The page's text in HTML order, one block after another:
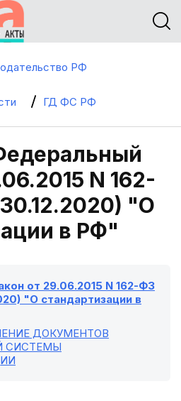
РФ
ГД ФС РФ
N 162-
"О
в РФ"
от 29.06.2015 N 162-ФЗ
"О стандартизации в
ДОКУМЕНТОВ
СИСТЕМЫ